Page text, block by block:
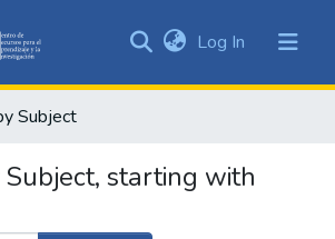
&
All of DSpace
Log In (current)
Subject
starting with